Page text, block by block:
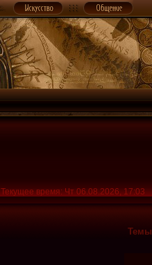
Текущее время: Чт 06.08.2026, 17:03
Темы